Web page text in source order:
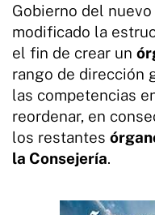
Gobierno del
modificado la
el fin de crear un
rango de dirección
las competencias
reordenar, en
los restantes
la Consejería.